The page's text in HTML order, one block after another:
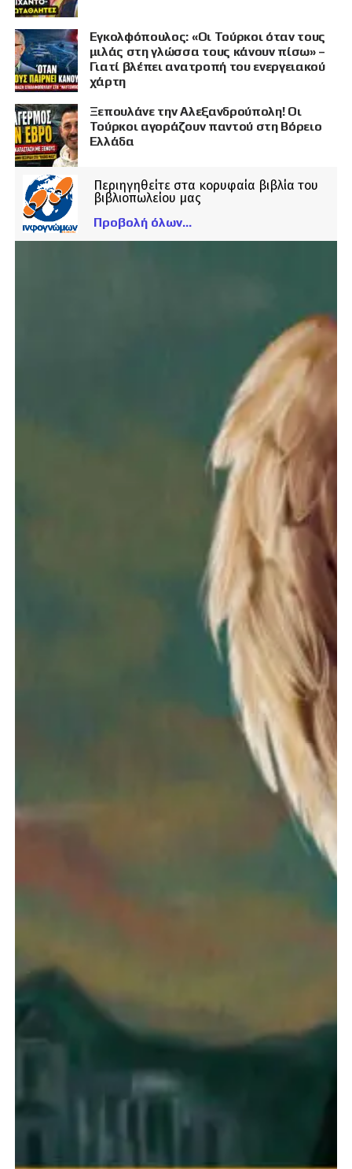
Εγκολφόπουλος: «Οι Τούρκοι όταν τους
μιλάς στη γλώσσα τους κάνουν πίσω» –
Γιατί βλέπει ανατροπή του ενεργειακού
χάρτη
Ξεπουλάνε την Αλεξανδρούπολη! Οι
Τούρκοι αγοράζουν παντού στη Βόρειο
Ελλάδα
Περιηγηθείτε στα κορυφαία βιβλία του
βιβλιοπωλείου μας
Προβολή όλων